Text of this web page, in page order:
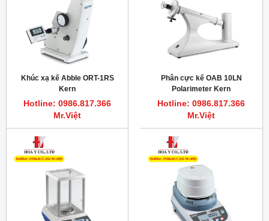
Khúc xạ kế Abble ORT-1RS
Kern
Hotline: 0986.817.366
Mr.Việt
Phân cực kế OAB 10LN
Polarimeter Kern
Hotline: 0986.817.366
Mr.Việt